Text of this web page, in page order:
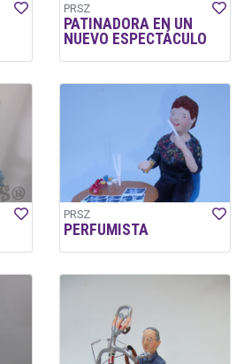
PRSZ
PATINADORA EN UN
NUEVO ESPECTÁCULO
PRSZ
PERFUMISTA